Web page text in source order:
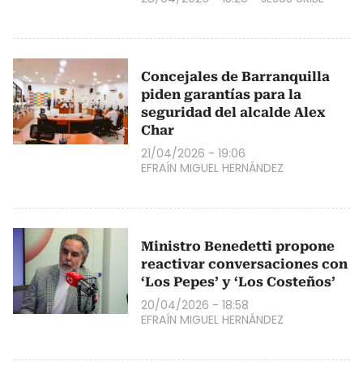
Concejales de Barranquilla
piden garantías para la
seguridad del alcalde Alex
Char
21/04/2026 - 19:06
EFRAÍN MIGUEL HERNÁNDEZ
Ministro Benedetti propone
reactivar conversaciones con
‘Los Pepes’ y ‘Los Costeños’
20/04/2026 - 18:58
EFRAÍN MIGUEL HERNÁNDEZ